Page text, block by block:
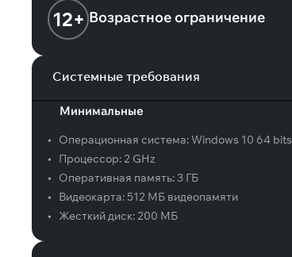
12+ Возрастное ограничение
Системные требования
Минимальные
• Операционная система:Windows 10 64 bits
•
Процессор:2 GHz
•
Оперативная память: 3 ГБ
•
Видеокарта: 512 МБ видеопамяти
•
Жесткий диск:200 МБ